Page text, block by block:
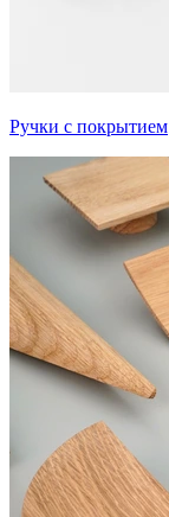
Ручки с покрытием